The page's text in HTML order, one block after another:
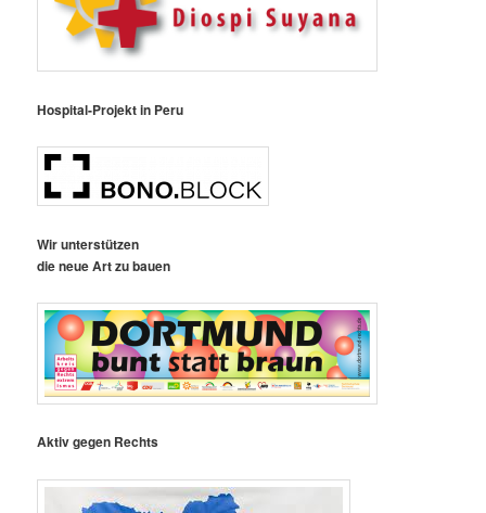
Hospital-Projekt in Peru
Wir unterstützen
die neue Art zu bauen
Aktiv gegen Rechts